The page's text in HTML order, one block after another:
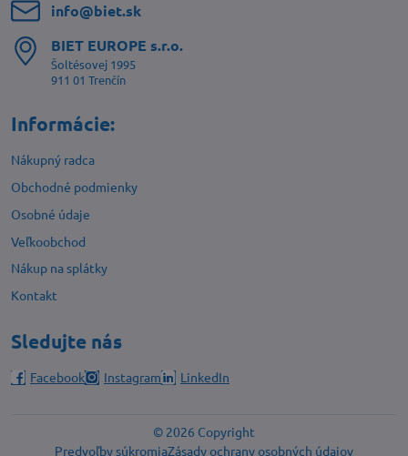
info​@biet​.sk
BIET EUROPE s​.r​.o​.
Šoltésovej 1995
911 01 Trenčín
Informácie:
Nákupný radca
Obchodné podmienky
Osobné údaje
Veľkoobchod
Nákup na splátky
Kontakt
Sledujte nás
Facebook Instagram LinkedIn
© 2026 Copyright
Predvoľby súkromiaZásady ochrany osobných údajov